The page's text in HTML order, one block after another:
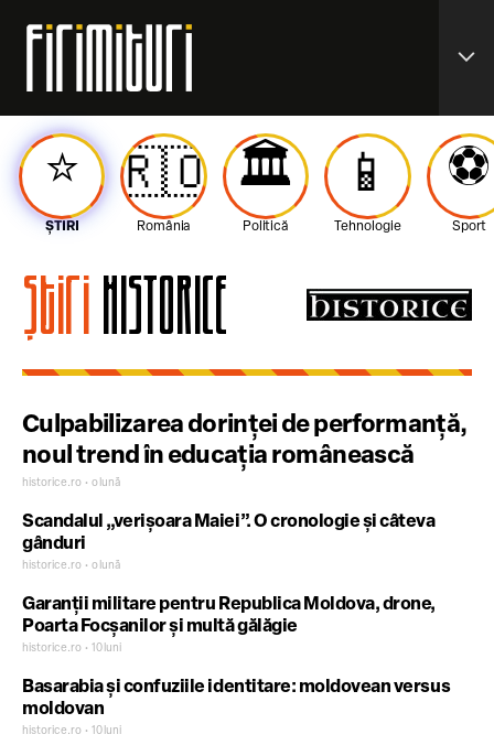
expand_more
⭐️
ȘTIRI
🇷🇴
România
🏛️
Politică
📱
Tehnologie
⚽️
Sport
ȘtiriHISTORICE
Culpabilizarea dorinței de performanță,
noul trend în educația românească
historice.ro • o lună
Scandalul „verișoara Maiei”. O cronologie și câteva
gânduri
historice.ro • o lună
Garanții militare pentru Republica Moldova, drone,
Poarta Focșanilor și multă gălăgie
historice.ro • 10 luni
Basarabia și confuziile identitare: moldovean versus
moldovan
historice.ro • 10 luni